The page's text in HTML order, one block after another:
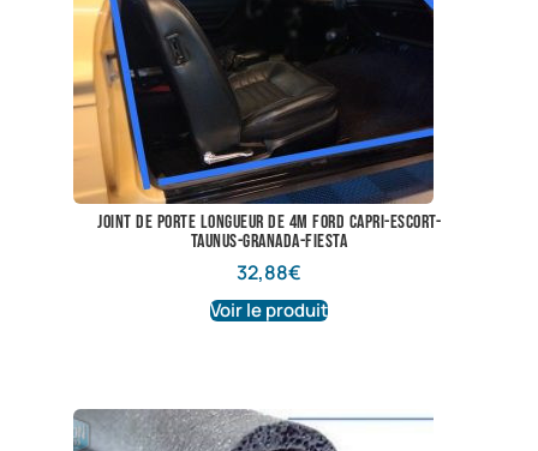
joint de porte longueur de 4m Ford Capri-Escort-
Taunus-Granada-Fiesta
32,88€
Voir le produit